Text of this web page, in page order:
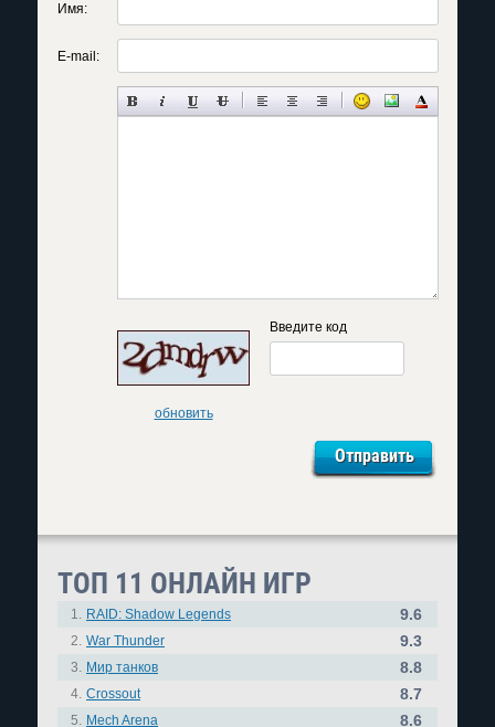
Имя:
E-mail:
обновить
Введите код
ТОП 11 ОНЛАЙН ИГР
1. RAID: Shadow Legends 9.6
2. War Thunder 9.3
3. Мир танков 8.8
4. Crossout 8.7
5. Mech Arena 8.6